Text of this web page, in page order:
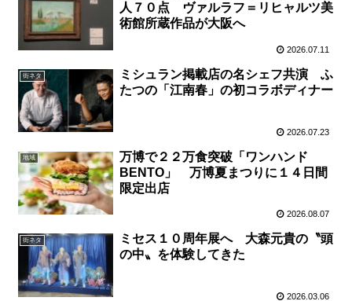
人７０点 ヴァルラフ＝リヒャルツ美
術館所蔵作品が大阪へ
2026.07.11
街ネタ
ミシュラン掲載店の名シェフ共演 ふ
たつの「江南春」の初コラボディナー
2026.07.23
地域
万博で２２万食突破「ワンハンド
BENTO」 万博夏まつりに１４日間
限定出店
2026.08.07
街ネタ
ミセス１０周年展へ 大森元貴の〝頭
の中〟を体験してきた
2026.03.06